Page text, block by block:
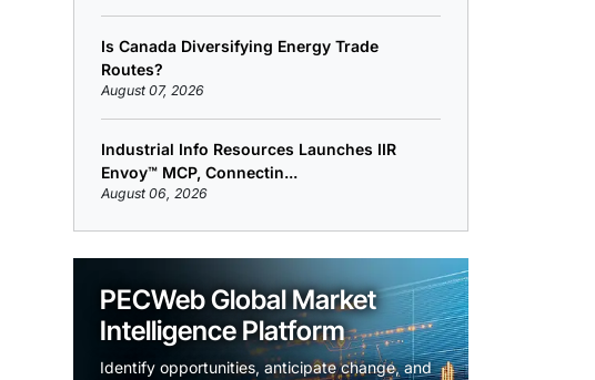
Is Canada Diversifying Energy Trade
Routes?
August 07, 2026
Industrial Info Resources Launches IIR
Envoy™ MCP, Connectin...
August 06, 2026
PECWeb Global Market
Intelligence Platform
Identify opportunities, anticipate change, and